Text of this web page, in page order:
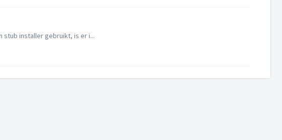
stub installer gebruikt, is er i...